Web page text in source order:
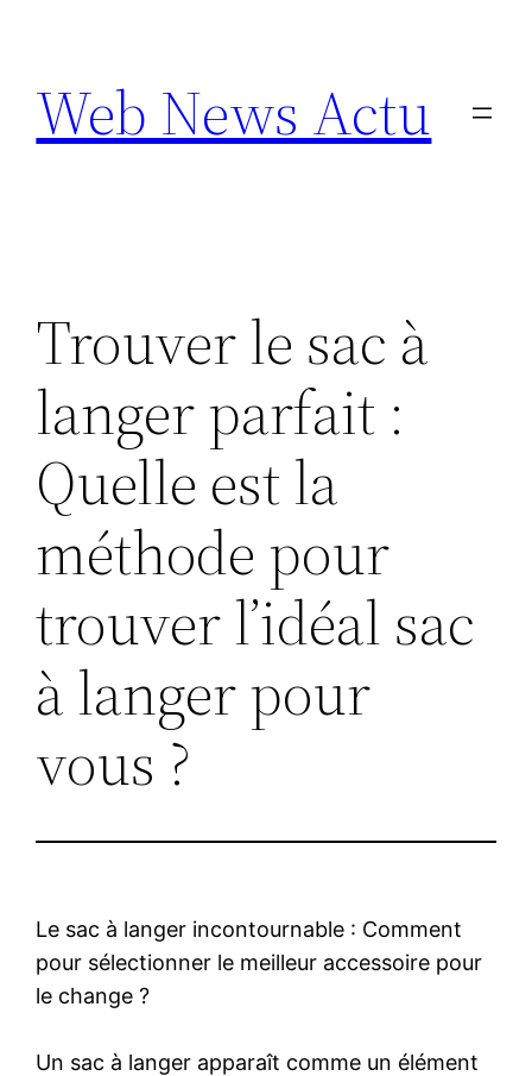
contenu
Web News Actu
Trouver le sac à
langer parfait :
Quelle est la
méthode pour
trouver l’idéal sac
à langer pour
vous ?
Le sac à langer incontournable : Comment
pour sélectionner le meilleur accessoire pour
le change ?
Un sac à langer apparaît comme un élément